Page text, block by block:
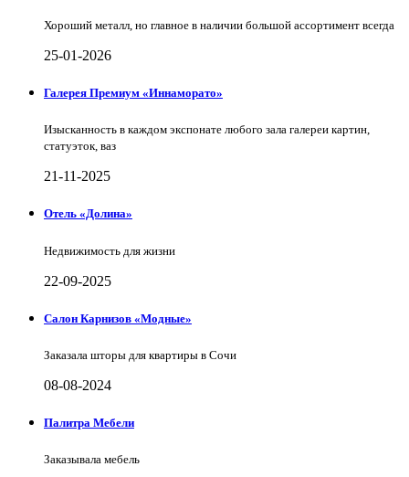
Хороший металл, но главное в наличии большой ассортимент всегда
25-01-2026
Галерея Премиум «Иннаморато»
Изысканность в каждом экспонате любого зала галереи картин,
статуэток, ваз
21-11-2025
Отель «Долина»
Недвижимость для жизни
22-09-2025
Салон Карнизов «Модные»
Заказала шторы для квартиры в Сочи
08-08-2024
Палитра Мебели
Заказывала мебель